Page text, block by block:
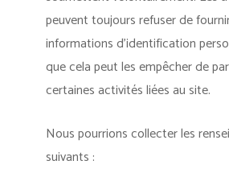
peuvent toujours refuser de
informations d’identification
que cela peut les empêcher de
certaines activités liées au site.
Nous pourrions collecter les
suivants :